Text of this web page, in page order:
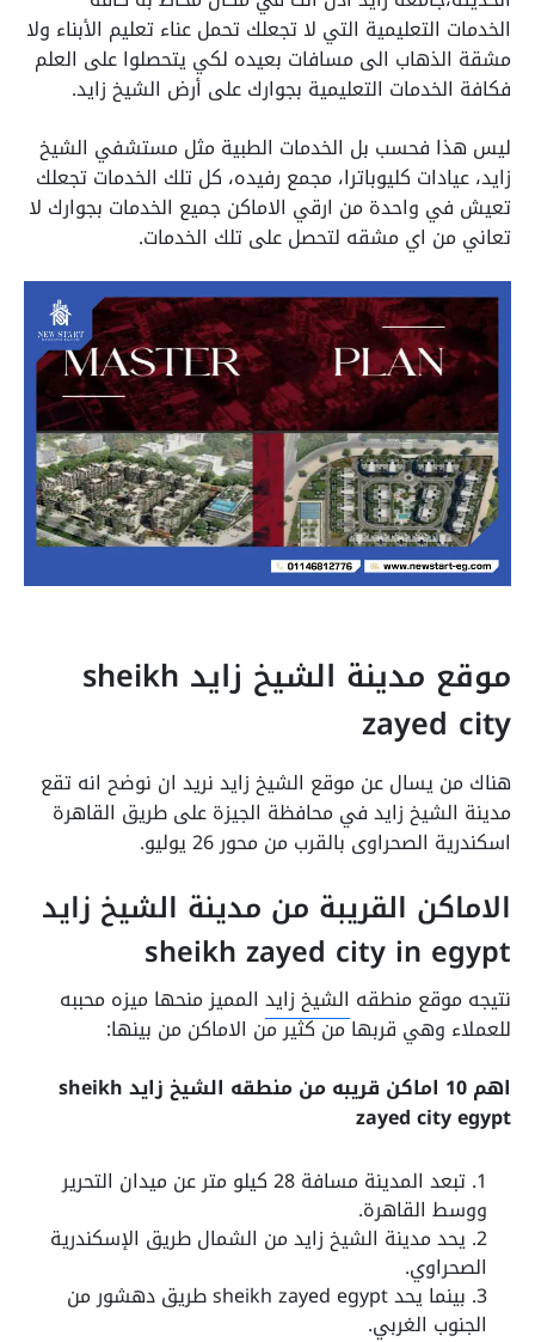
الخدمات التعليمية التي لا تجعلك تحمل عناء تعليم الأبناء ولا
مشقة الذهاب الى مسافات بعيده لكي يتحصلوا على العلم
فكافة الخدمات التعليمية بجوارك على أرض الشيخ زايد.
ليس هذا فحسب بل الخدمات الطبية مثل مستشفي الشيخ
زايد، عيادات كليوباترا، مجمع رفيده، كل تلك الخدمات تجعلك
تعيش في واحدة من ارقي الاماكن جميع الخدمات بجوارك لا
تعاني من اي مشقه لتحصل على تلك الخدمات.
موقع مدينة الشيخ زايد sheikh
zayed city
هناك من يسال عن موقع الشيخ زايد نريد ان نوضح انه تقع
مدينة الشيخ زايد في محافظة الجيزة على طريق القاهرة
اسكندرية الصحراوى بالقرب من محور 26 يوليو.
الاماكن القريبة من مدينة الشيخ زايد
sheikh zayed city in egypt
نتيجه موقع منطقه الشيخ زايد المميز منحها ميزه محببه
للعملاء وهي قربها من كثير من الاماكن من بينها:
اهم 10 اماكن قريبه من منطقه الشيخ زايد sheikh
zayed city egypt
تبعد المدينة مسافة 28 كيلو متر عن ميدان التحرير
ووسط القاهرة.
يحد مدينة الشيخ زايد من الشمال طريق الإسكندرية
الصحراوي.
بينما يحد sheikh zayed egypt طريق دهشور من
الجنوب الغربي.